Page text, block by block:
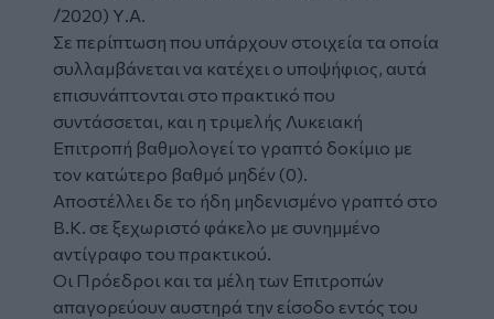
́/2020) Υ.Α.
Σε περίπτωση που υπάρχουν στοιχεία τα οποία
συλλαμβάνεται να κατέχει ο υποψήφιος, αυτά
επισυνάπτονται στο πρακτικό που
συντάσσεται, και η τριμελής Λυκειακή
Επιτροπή βαθμολογεί το γραπτό δοκίμιο με
τον κατώτερο βαθμό μηδέν (0).
Αποστέλλει δε το ήδη μηδενισμένο γραπτό στο
Β.Κ. σε ξεχωριστό φάκελο με συνημμένο
αντίγραφο του πρακτικού.
Οι Πρόεδροι και τα μέλη των Επιτροπών
απαγορεύουν αυστηρά την είσοδο εντός του